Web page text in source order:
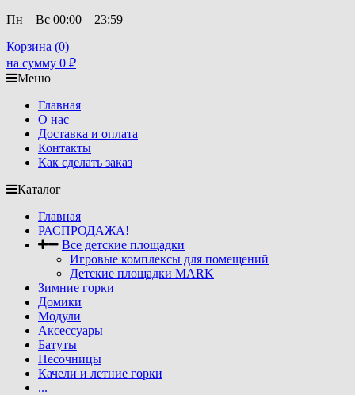
Пн—Вс 00:00—23:59
Корзина (0)
на сумму 0 ₽
Меню
Главная
О нас
Доставка и оплата
Контакты
Как сделать заказ
Каталог
Главная
РАСПРОДАЖА!
Все детские площадки
Игровые комплексы для помещений
Детские площадки MARK
Зимние горки
Домики
Модули
Аксессуары
Батуты
Песочницы
Качели и летние горки
...